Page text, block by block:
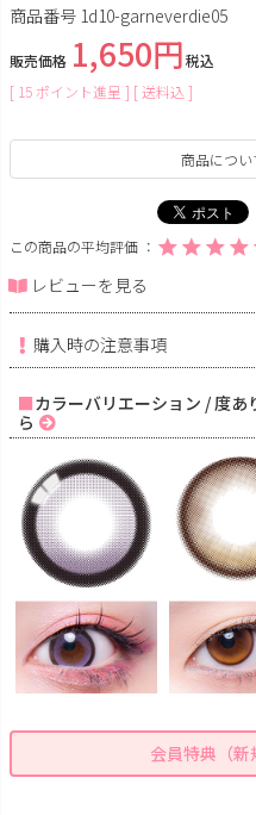
商品番号 1d10-garneverdie05
販売価格 1,650
税込
[ 15 ポイント進呈 ] 送料込
商品につ
レビューを見る
購入時の注意事項
カラーバリエーション / 度
ら
会員特典（